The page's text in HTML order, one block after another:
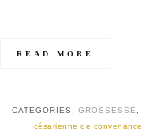
READ MORE
CATEGORIES: GROSSESSE
césarienne de convenance